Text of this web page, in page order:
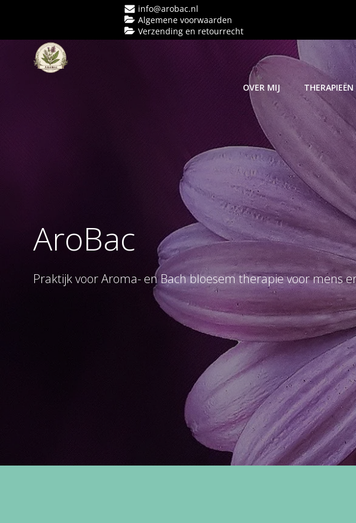
info@arobac.nl
Algemene voorwaarden
Verzending en retourrecht
OVER MIJ THERAPIEËN
AroBac
Praktijk voor Aroma- en Bach bloesem therapie voor mens